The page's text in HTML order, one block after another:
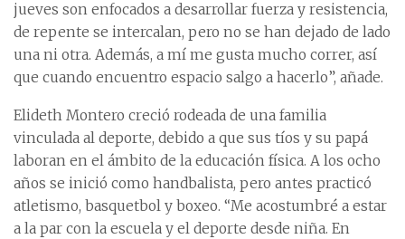
jueves son enfocados a desarrollar fuerza y resistencia,
de repente se intercalan, pero no se han dejado de lado
una ni otra. Además, a mí me gusta mucho correr, así
que cuando encuentro espacio salgo a hacerlo”, añade.
Elideth Montero creció rodeada de una familia
vinculada al deporte, debido a que sus tíos y su papá
laboran en el ámbito de la educación física. A los ocho
años se inició como handbalista, pero antes practicó
atletismo, basquetbol y boxeo. “Me acostumbré a estar
a la par con la escuela y el deporte desde niña. En